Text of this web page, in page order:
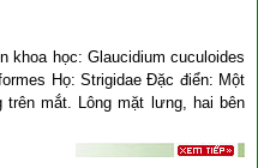
khoa học: Glaucidium cuculoides
Họ: Strigidae Đặc điển: Một
trên mắt. Lông mặt lưng, hai bên